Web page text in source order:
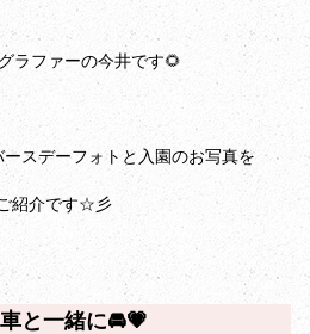
ラファーの今井です🌻
スデーフォトと入園のお写真を
紹介です☆彡
と一緒に🚘️💗